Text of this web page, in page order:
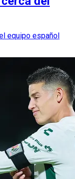
equipo español